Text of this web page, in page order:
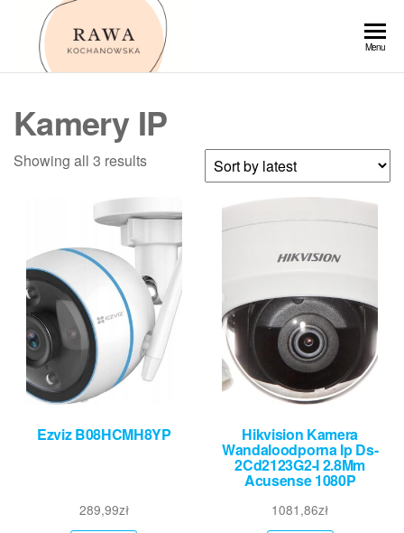
Przejdź
Menu
Kamery IP
Showing all 3 results
Ezviz B08HCMH8YP
289,99zł
Hikvision Kamera
Wandaloodporna Ip Ds-
2Cd2123G2-I 2.8Mm
Acusense 1080P
1081,86zł